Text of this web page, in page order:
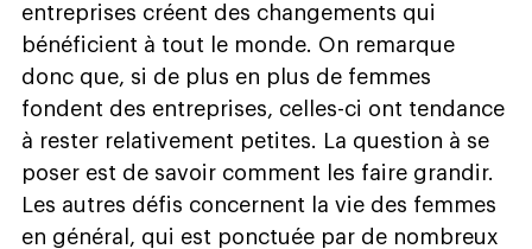
entreprises créent des changements qui
bénéficient à tout le monde. On remarque
donc que, si de plus en plus de femmes
fondent des entreprises, celles-ci ont tendance
à rester relativement petites. La question à se
poser est de savoir comment les faire grandir.
Les autres défis concernent la vie des femmes
en général, qui est ponctuée par de nombreux